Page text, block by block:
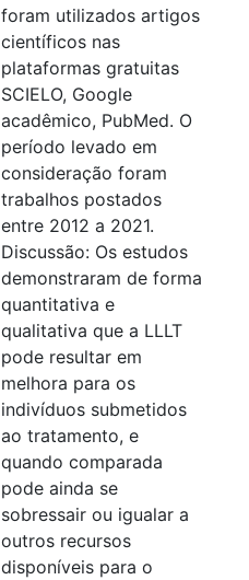
foram utilizados artigos
científicos nas
plataformas gratuitas
SCIELO, Google
acadêmico, PubMed. O
período levado em
consideração foram
trabalhos postados
entre 2012 a 2021.
Discussão: Os estudos
demonstraram de forma
quantitativa e
qualitativa que a LLLT
pode resultar em
melhora para os
indivíduos submetidos
ao tratamento, e
quando comparada
pode ainda se
sobressair ou igualar a
outros recursos
disponíveis para o